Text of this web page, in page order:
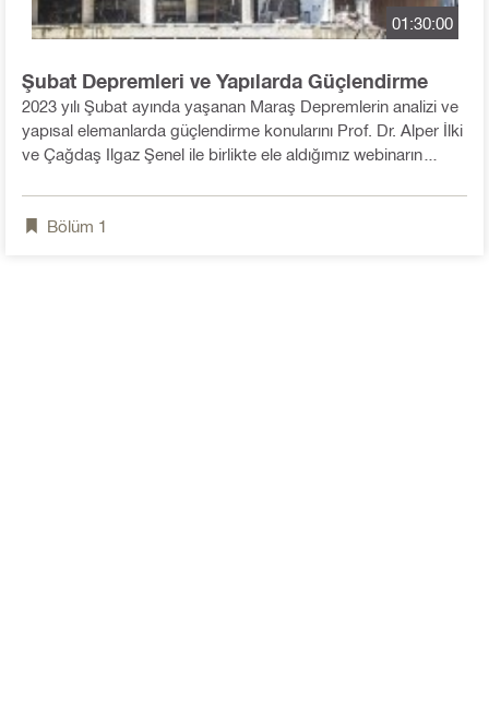
01:30:00
Şubat Depremleri ve Yapılarda Güçlendirme
2023 yılı Şubat ayında yaşanan Maraş Depremlerin analizi ve
yapısal elemanlarda güçlendirme konularını Prof. Dr. Alper İlki
ve Çağdaş Ilgaz Şenel ile birlikte ele aldığımız webinarın
Bölüm 1